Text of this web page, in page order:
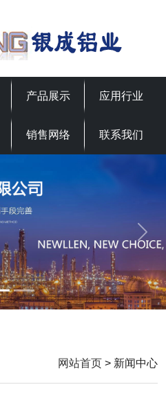
产品展示 应用行业
销售网络 联系我们
Next
网站首页 > 新闻中心